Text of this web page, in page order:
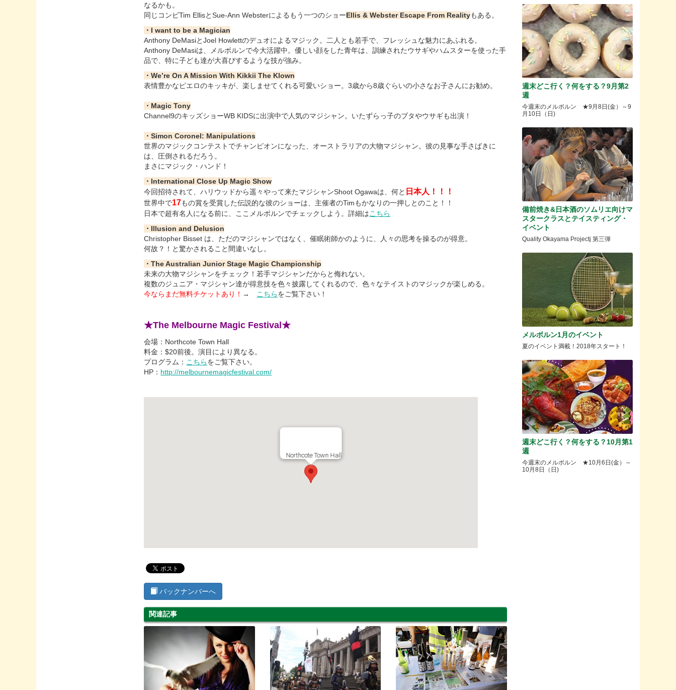
なるかも。
同じコンビTim EllisとSue-Ann Websterによるもう一つのショーEllis & Webster Escape From Realityもある。
・I want to be a Magician
Anthony DeMasiとJoel Howlettのデュオによるマジック。二人とも若手で、フレッシュな魅力にあふれる。
Anthony DeMasiは、メルボルンで今大活躍中。優しい顔をした青年は、訓練されたウサギやハムスターを使った手
品で、特に子ども達が大喜びするような技が強み。
・We’re On A Mission With Kikkii The Klown
表情豊かなピエロのキッキが、楽しませてくれる可愛いショー。3歳から8歳ぐらいの小さなお子さんにお勧め。
・Magic Tony
Channel9のキッズショーWB KIDSに出演中で人気のマジシャン。いたずらっ子のブタやウサギも出演！
・Simon Coronel: Manipulations
世界のマジックコンテストでチャンピオンになった、オーストラリアの大物マジシャン。彼の見事な手さばきに
は、圧倒されるだろう。
まさにマジック・ハンド！
・International Close Up Magic Show
今回招待されて、ハリウッドから遥々やって来たマジシャンShoot Ogawaは、何と 日本人！！！
世界中で17もの賞を受賞した伝説的な彼のショーは、主催者のTimもかなりの一押しとのこと！！
日本で超有名人になる前に、ここメルボルンでチェックしよう。詳細はこちら
・Illusion and Delusion
Christopher Bisset は、ただのマジシャンではなく、催眠術師かのように、人々の思考を操るのが得意。
何故？！と驚かされること間違いなし。
・The Australian Junior Stage Magic Championship
未来の大物マジシャンをチェック！若手マジシャンだからと侮れない。
複数のジュニア・マジシャン達が得意技を色々披露してくれるので、色々なテイストのマジックが楽しめる。
今ならまだ無料チケットあり！ → こちらをご覧下さい！
★The Melbourne Magic Festival★
会場：Northcote Town Hall
料金：$20前後。演目により異なる。
プログラム： こちらをご覧下さい。
HP： http://melbournemagicfestival.com/
Northcote Town Hall
バックナンバーへ
関連記事
週末どこ行く？何をする？9月第2
週
今週末のメルボルン ★9月8日(金）～9
月10日（日)
備前焼き&日本酒のソムリエ向けマ
スタークラスとテイスティング・
イベント
Quality Okayama Projectj 第三弾
メルボルン1月のイベント
夏のイベント満載！2018年スタート！
週末どこ行く？何をする？10月第1
週
今週末のメルボルン ★10月6日(金）～
10月8日（日)